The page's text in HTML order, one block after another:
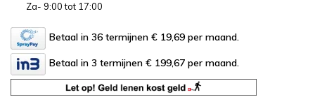
Za- 9:00 tot 17:00
Betaal in 36 termijnen € 19,69 per maand.
Betaal in 3 termijnen € 199,67 per maand.